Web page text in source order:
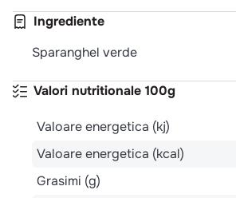
Ingrediente
Sparanghel verde
Valori nutritionale 100g
Valoare energetica (kj)
Valoare energetica (kcal)
Grasimi (g)